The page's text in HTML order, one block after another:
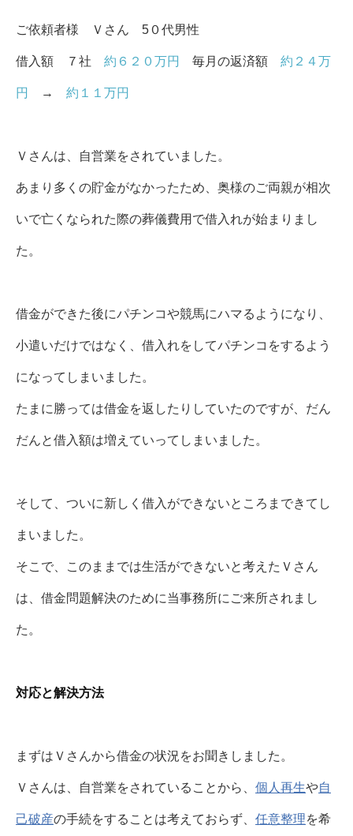
ご依頼者様 Ｖさん 5０代男性
借入額 ７ 社 約６２０万円 毎月の返済額 約２４万
円 → 約１１万円
Ｖさんは、自営業をされていました。
あまり多くの貯金がなかったため、奥様のご両親が相次
いで亡くなられた際の葬儀費用で借入れが始まりまし
た。
借金ができた後にパチンコや競馬にハマるようになり、
小遣いだけではなく、借入れをしてパチンコをするよう
になってしまいました。
たまに勝っては借金を返したりしていたのですが、だん
だんと借入額は増えていってしまいました。
そして、ついに新しく借入ができないところまできてし
まいました。
そこで、このままでは生活ができないと考えたＶさん
は、借金問題解決のために当事務所にご来所されまし
た。
対応と解決方法
まずはＶさんから借金の状況をお聞きしました。
Ｖさんは、自営業をされていることから、 個人再生や自
己破産の手続をすることは考えておらず、 任意整理を希